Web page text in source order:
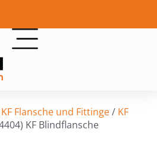
KF Flansche und Fittinge/ KF
KF Blindflansche